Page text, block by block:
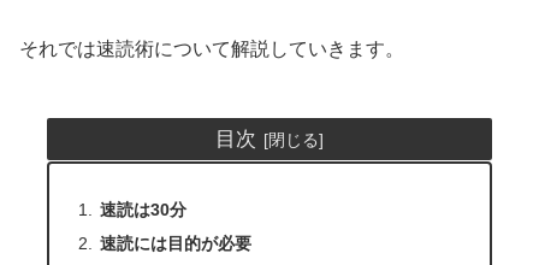
それでは速読術について解説していきます。
目次
速読は30分
速読には目的が必要